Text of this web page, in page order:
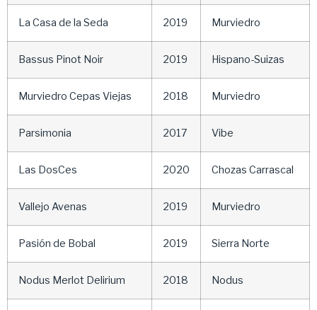
La Casa de la Seda 2019 Murviedro
Bassus Pinot Noir 2019 Hispano-Suizas
Murviedro Cepas Viejas 2018 Murviedro
Parsimonia 2017 Vibe
Las DosCes 2020 Chozas Carrascal
Vallejo Avenas 2019 Murviedro
Pasión de Bobal 2019 Sierra Norte
Nodus Merlot Delirium 2018 Nodus